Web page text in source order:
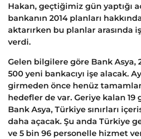
Hakan, geçtiğimiz gün yaptığı
bankanın 2014 planları
aktarırken bu planlar arasında
verdi.
Gelen bilgilere göre Bank Asya,
500 yeni bankacıyı işe alacak.
girmeden önce henüz
hedefler de var. Geriye kalan 19
Bank Asya, Türkiye sınırları
daha açacak. Şu anda Türkiye
ve 5 bin 96 personelle hizmet